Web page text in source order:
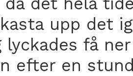
upp det
lyckades få
efter en